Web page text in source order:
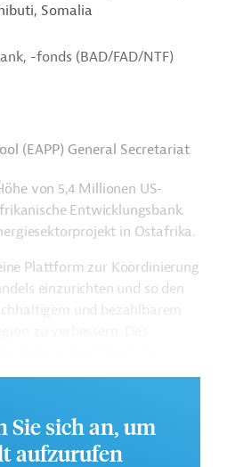
Somalia
-fonds (BAD/FAD/NTF)
(EAPP) General Secretariat
von 5,4 Millionen US-
Entwicklungsbank
in Ostafrika.
Plattform zur Koordinierung
einzurichten und so den
und bezahlbarem
und Möbeln ausgestattet und
ist geplant von Januar
Sie sich an, um
aufzurufen